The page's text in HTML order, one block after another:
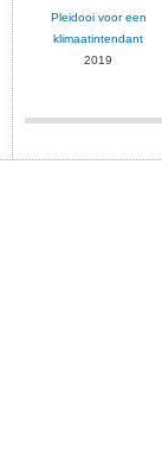
Pleidooi voor een
klimaatintendant
2019